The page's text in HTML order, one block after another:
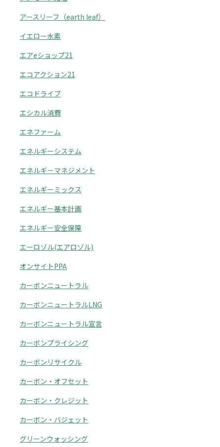
アースリーフ（earth leaf）
イエロー水素
エアeショップ21
エコアクション21
エコドライブ
エシカル消費
エネファーム
エネルギーシステム
エネルギーマネジメント
エネルギーミックス
エネルギー基本計画
エネルギー安全保障
エーロゾル(エアロゾル)
オンサイトPPA
カーボンニュートラル
カーボンニュートラルLNG
カーボンニュートラル宣言
カーボンプライシング
カーボンリサイクル
カーボン・オフセット
カーボン・クレジット
カーボン・バジェット
グリーンウォッシング